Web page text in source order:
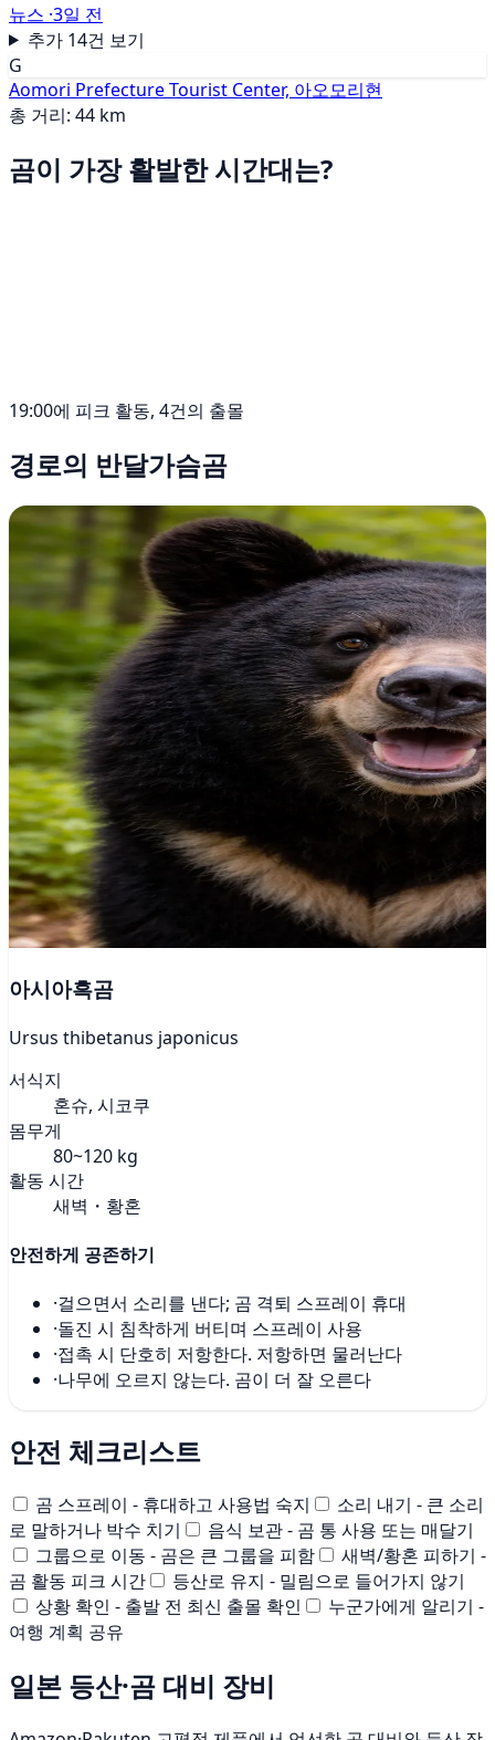
뉴스 ·3일 전
추가 14건 보기
G
Aomori Prefecture Tourist Center, 아오모리현
총 거리: 44 km
곰이 가장 활발한 시간대는?
19:00에 피크 활동, 4건의 출몰
경로의 반달가슴곰
아시아흑곰
Ursus thibetanus japonicus
서식지
혼슈, 시코쿠
몸무게
80~120 kg
활동 시간
새벽・황혼
안전하게 공존하기
·걸으면서 소리를 낸다; 곰 격퇴 스프레이 휴대
·돌진 시 침착하게 버티며 스프레이 사용
·접촉 시 단호히 저항한다. 저항하면 물러난다
·나무에 오르지 않는다. 곰이 더 잘 오른다
안전 체크리스트
곰 스프레이 - 휴대하고 사용법 숙지
소리 내기 - 큰 소리
로 말하거나 박수 치기
음식 보관 - 곰 통 사용 또는 매달기
그룹으로 이동 - 곰은 큰 그룹을 피함
새벽/황혼 피하기 -
곰 활동 피크 시간
등산로 유지 - 밀림으로 들어가지 않기
상황 확인 - 출발 전 최신 출몰 확인
누군가에게 알리기 -
여행 계획 공유
일본 등산·곰 대비 장비